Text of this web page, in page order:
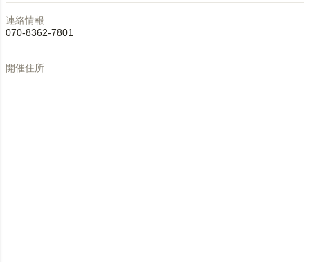
連絡情報
070-8362-7801
開催住所